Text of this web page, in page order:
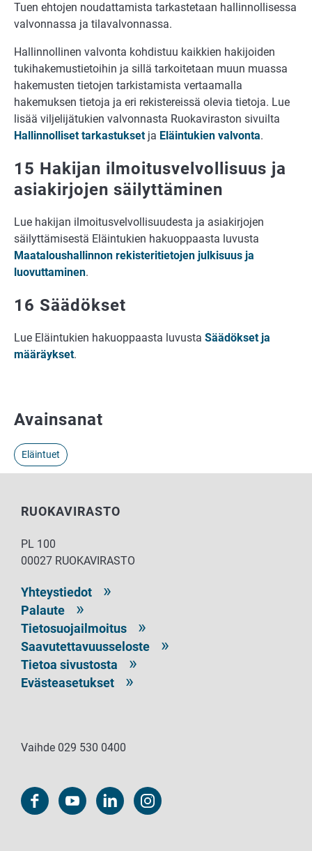
Avainsanat
Eläintuet
Tuen ehtojen noudattamista tarkastetaan hallinnollisessa
valvonnassa ja tilavalvonnassa.
Hallinnollinen valvonta kohdistuu kaikkien hakijoiden
tukihakemustietoihin ja sillä tarkoitetaan muun muassa
hakemusten tietojen tarkistamista vertaamalla
hakemuksen tietoja ja eri rekistereissä olevia tietoja. Lue
lisää viljelijätukien valvonnasta Ruokaviraston sivuilta
Hallinnolliset tarkastuksetja Eläintukien valvonta.
15 Hakijan ilmoitusvelvollisuus ja
asiakirjojen säilyttäminen
Lue hakijan ilmoitusvelvollisuudesta ja asiakirjojen
säilyttämisestä Eläintukien hakuoppaasta luvusta
Maataloushallinnon rekisteritietojen julkisuus ja
luovuttaminen.
16 Säädökset
Lue Eläintukien hakuoppaasta luvusta Säädökset ja
määräykset.
RUOKAVIRASTO
PL 100
00027 RUOKAVIRASTO
Yhteystiedot
Palaute
Tietosuojailmoitus
Saavutettavuusseloste
Tietoa sivustosta
Evästeasetukset
Vaihde 029 530 0400